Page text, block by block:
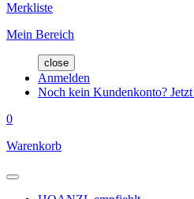
Merkliste
Mein Bereich
close
Anmelden
Noch kein Kundenkonto?
0
Warenkorb